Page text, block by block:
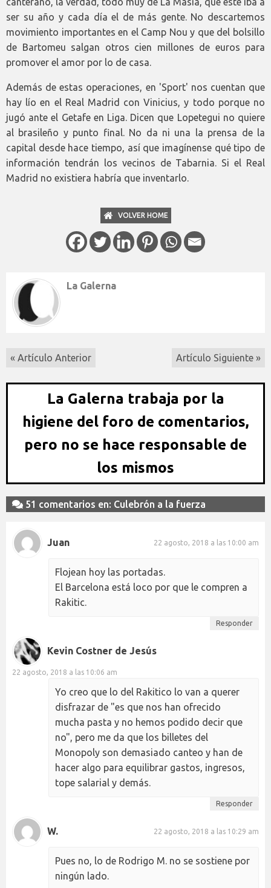
ser su año y cada día el de más gente. No descartemos
movimiento importantes en el Camp Nou y que del bolsillo
de Bartomeu salgan otros cien millones de euros para
promover el amor por lo de casa.
Además de estas operaciones, en 'Sport' nos cuentan que
hay lío en el Real Madrid con Vinicius, y todo porque no
jugó ante el Getafe en Liga. Dicen que Lopetegui no quiere
al brasileño y punto final. No da ni una la prensa de la
capital desde hace tiempo, así que imagínense qué tipo de
información tendrán los vecinos de Tabarnia. Si el Real
Madrid no existiera habría que inventarlo.
VOLVER HOME
La Galerna
« Artículo Anterior Artículo Siguiente »
La Galerna trabaja por la
higiene del foro de comentarios,
pero no se hace responsable de
los mismos
51 comentarios en: Culebrón a la fuerza
Juan 22 agosto, 2018 a las 10:00 am
Flojean hoy las portadas.
El Barcelona está loco por que le compren a
Rakitic.
Responder
Kevin Costner de Jesús
22 agosto, 2018 a las 10:06 am
Yo creo que lo del Rakitico lo van a querer
disfrazar de "es que nos han ofrecido
mucha pasta y no hemos podido decir que
no", pero me da que los billetes del
Monopoly son demasiado canteo y han de
hacer algo para equilibrar gastos, ingresos,
tope salarial y demás.
Responder
W. 22 agosto, 2018 a las 10:29 am
Pues no, lo de Rodrigo M. no se sostiene por
ningún lado.